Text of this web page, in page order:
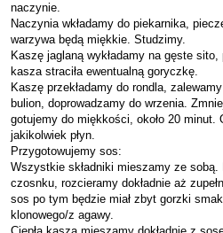
naczynie.
Naczynia wkładamy do piekarnika,
warzywa będą miękkie. Studzimy.
Kaszę jaglaną wykładamy na gęste
kasza straciła ewentualną goryczkę.
Kaszę przekładamy do rondla,
bulion, doprowadzamy do wrzenia.
gotujemy do miękkości, około 20 minut.
jakikolwiek płyn.
Przygotowujemy sos:
Wszystkie składniki mieszamy ze sobą.
czosnku, rozcieramy dokładnie aż
sos po tym będzie miał zbyt gorzki
klonowego/z agawy.